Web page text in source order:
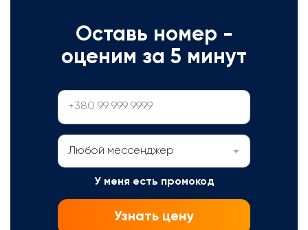
Оставь номер -
оценим за 5 минут
Любой мессенджер
У меня есть промокод
Узнать цену